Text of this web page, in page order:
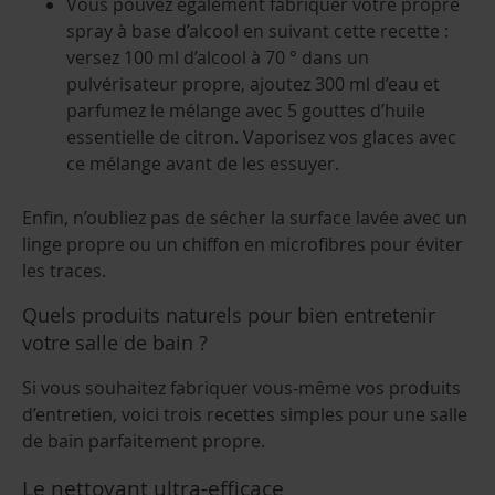
spray à base d’alcool en suivant cette recette :
versez 100 ml d’alcool à 70 ° dans un
pulvérisateur propre, ajoutez 300 ml d’eau et
parfumez le mélange avec 5 gouttes d’huile
essentielle de citron. Vaporisez vos glaces avec
ce mélange avant de les essuyer.
Enfin, n’oubliez pas de sécher la surface lavée avec un
linge propre ou un chiffon en microfibres pour éviter
les traces.
Quels produits naturels pour bien entretenir
votre salle de bain ?
Si vous souhaitez fabriquer vous-même vos produits
d’entretien, voici trois recettes simples pour une salle
de bain parfaitement propre.
Le nettoyant ultra-efficace